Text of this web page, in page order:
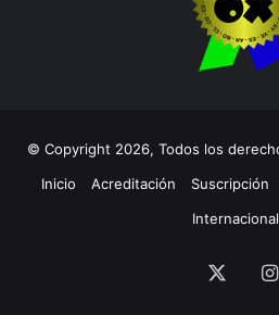
© Copyright 2026, Todos los
Inicio
Acreditación Suscripción